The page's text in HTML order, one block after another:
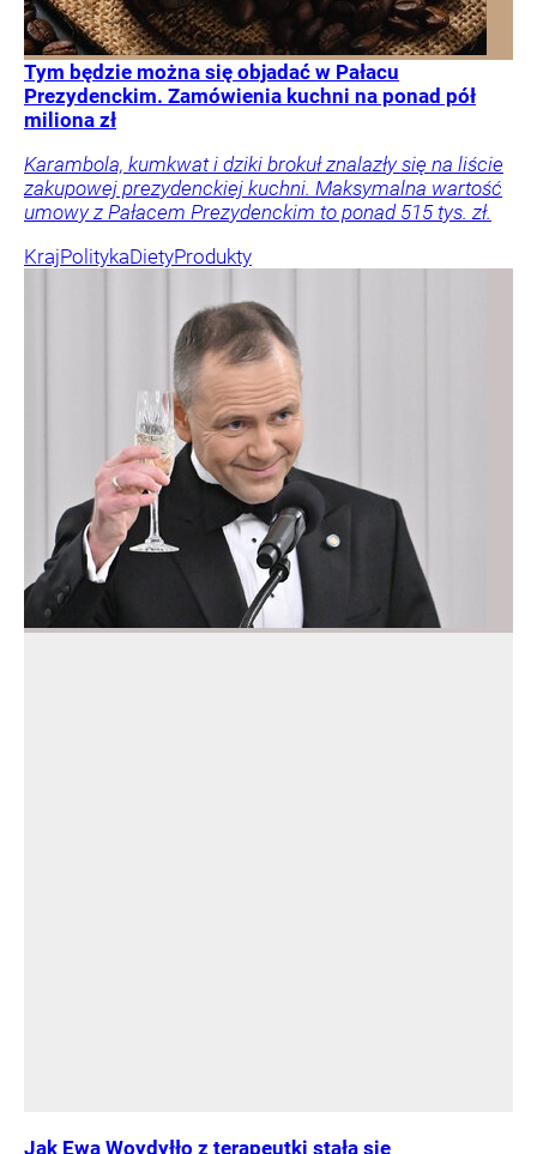
Tym będzie można się objadać w Pałacu
Prezydenckim. Zamówienia kuchni na ponad pół
miliona zł
Karambola, kumkwat i dziki brokuł znalazły się na liście
zakupowej prezydenckiej kuchni. Maksymalna wartość
umowy z Pałacem Prezydenckim to ponad 515 tys. zł.
KrajPolitykaDietyProdukty
Jak Ewa Woydyłło z terapeutki stała się